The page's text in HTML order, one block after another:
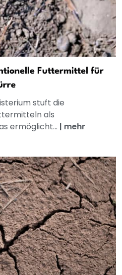
Futtermittel für
stuft die
als
ermöglicht... | mehr